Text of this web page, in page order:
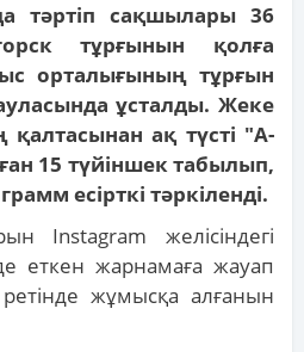
тәртіп сақшылары 36
тұрғынын қолға
орталығының тұрғын
ұсталды. Жеке
қалтасынан ақ түсті "А-
15 түйіншек табылып,
есірткі тәркіленді.
Instagram желісіндегі
еткен жарнамаға жауап
жұмысқа алғанын